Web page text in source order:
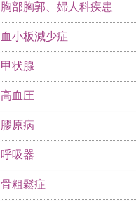
胸部胸郭、婦人科疾患
血小板減少症
甲状腺
高血圧
膠原病
呼吸器
骨粗鬆症